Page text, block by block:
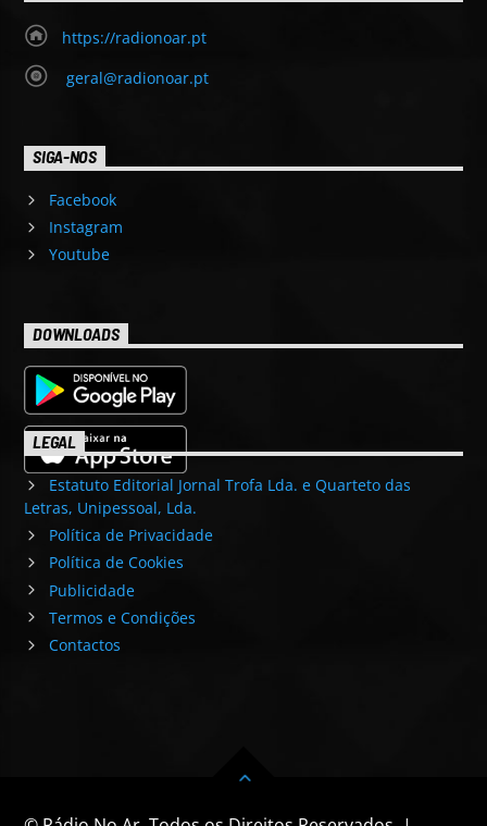
https://radionoar.pt
geral@radionoar.pt
SIGA-NOS
Facebook
Instagram
Youtube
DOWNLOADS
LEGAL
Estatuto Editorial Jornal Trofa Lda. e Quarteto das
Letras, Unipessoal, Lda.
Política de Privacidade
Política de Cookies
Publicidade
Termos e Condições
Contactos